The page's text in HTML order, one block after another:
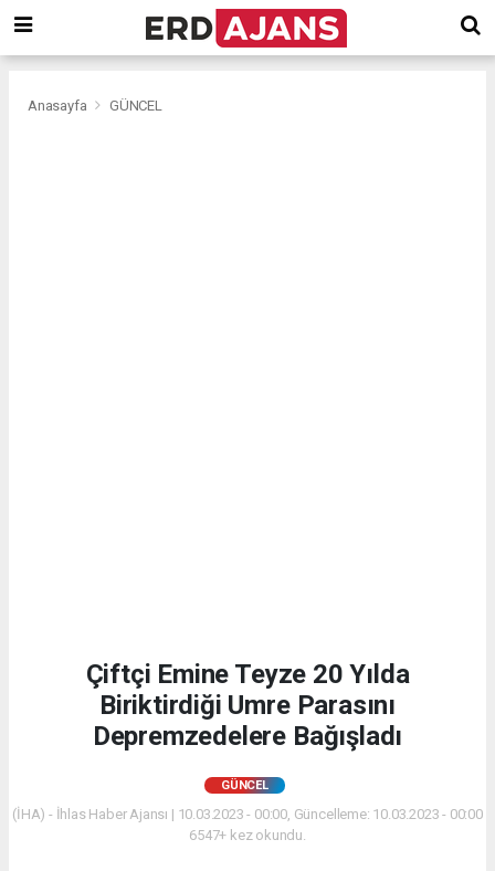
Anasayfa GÜNCEL
Çiftçi Emine Teyze 20 Yılda
Biriktirdiği Umre Parasını
Depremzedelere Bağışladı
GÜNCEL
(İHA) - İhlas Haber Ajansı | 10.03.2023 - 00:00, Güncelleme: 10.03.2023 - 00:00
6547+ kez okundu.